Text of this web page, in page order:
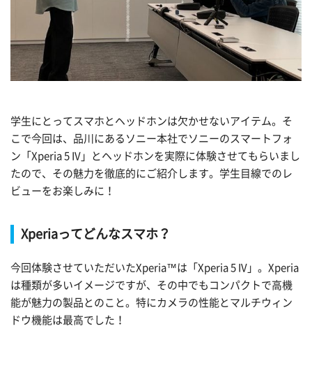
学生にとってスマホとヘッドホンは欠かせないアイテム。そ
こで今回は、品川にあるソニー本社でソニーのスマートフォ
ン「Xperia 5 IV」とヘッドホンを実際に体験させてもらいまし
たので、その魅力を徹底的にご紹介します。学生目線でのレ
ビューをお楽しみに！
Xperiaってどんなスマホ？
今回体験させていただいたXperia™は「Xperia 5 IV」。Xperia
は種類が多いイメージですが、その中でもコンパクトで高機
能が魅力の製品とのこと。特にカメラの性能とマルチウィン
ドウ機能は最高でした！